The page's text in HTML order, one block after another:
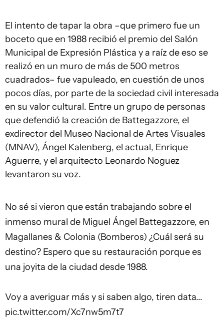
El intento de tapar la obra –que primero fue un
boceto que en 1988 recibió el premio del Salón
Municipal de Expresión Plástica y a raíz de eso se
realizó en un muro de más de 500 metros
cuadrados– fue vapuleado, en cuestión de unos
pocos días, por parte de la sociedad civil interesada
en su valor cultural. Entre un grupo de personas
que defendió la creación de Battegazzore, el
exdirector del Museo Nacional de Artes Visuales
(MNAV), Ángel Kalenberg, el actual, Enrique
Aguerre, y el arquitecto Leonardo Noguez
levantaron su voz.
No sé si vieron que están trabajando sobre el
inmenso mural de Miguel Ángel Battegazzore, en
Magallanes & Colonia (Bomberos) ¿Cuál será su
destino? Espero que su restauración porque es
una joyita de la ciudad desde 1988.
Voy a averiguar más y si saben algo, tiren data...
pic.twitter.com/Xc7nw5m7t7